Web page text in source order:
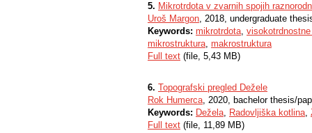
5. Mikrotrdota v zvarnih spojih
Uroš Margon, 2018, undergraduate
Keywords: mikrotrdota,
mikrostruktura, makrostruktura
Full text (file, 5,43 MB)
6. Topografski pregled Dežele
Rok Humerca, 2020, bachelor thesis/
Keywords: Dežela, Radovljiška kotlina,
Full text (file, 11,89 MB)